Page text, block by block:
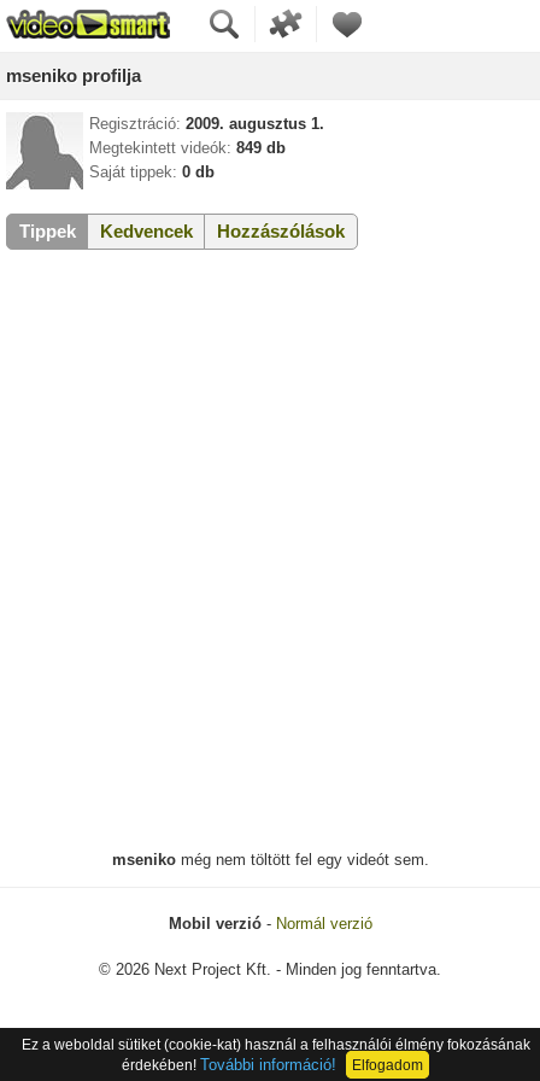
mseniko profilja
Regisztráció: 2009. augusztus 1.
Megtekintett videók: 849 db
Saját tippek: 0 db
Tippek Kedvencek Hozzászólások
msenikomég nem töltött fel egy videót sem.
Mobil verzió- Normál verzió
© 2026 Next Project Kft. - Minden jog fenntartva.
Ez a weboldal sütiket (cookie-kat) használ a felhasználói élmény fokozásának
érdekében! További információ! Elfogadom